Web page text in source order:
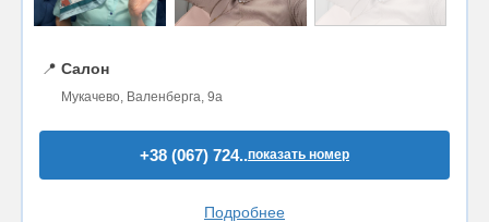
📍 Салон
Мукачево, Валенберга, 9а
+38 (067) 724..показать номер
Подробнее